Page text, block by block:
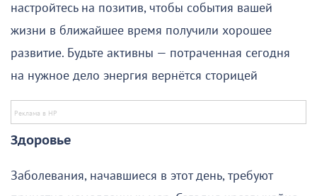
настройтесь на позитив, чтобы события вашей
жизни в ближайшее время получили хорошее
развитие. Будьте активны — потраченная сегодня
на нужное дело энергия вернётся сторицей
Здоровье
Заболевания, начавшиеся в этот день, требуют